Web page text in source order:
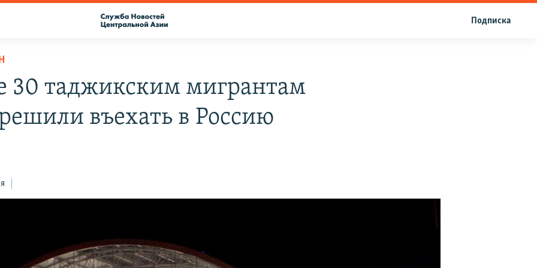
Подписка
30 таджикским мигрантам
въехать в Россию